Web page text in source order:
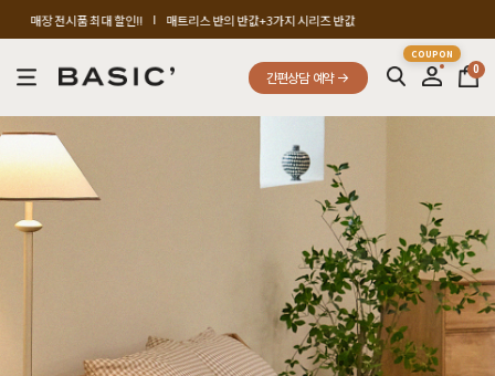
리스 반의 반값+3가지 시리즈 반값
간편상담 예약
0